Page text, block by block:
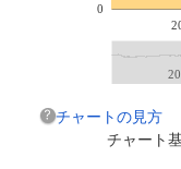
0
チャートの見方
チャート